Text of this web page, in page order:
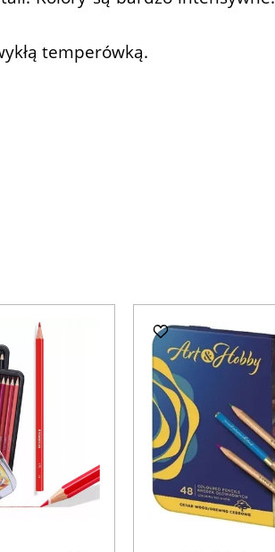
temperówką.